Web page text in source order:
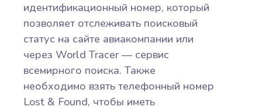
идентификационный номер, который
позволяет отслеживать поисковый
статус на сайте авиакомпании или
через World Tracer — сервис
всемирного поиска. Также
необходимо взять телефонный номер
Lost & Found, чтобы иметь